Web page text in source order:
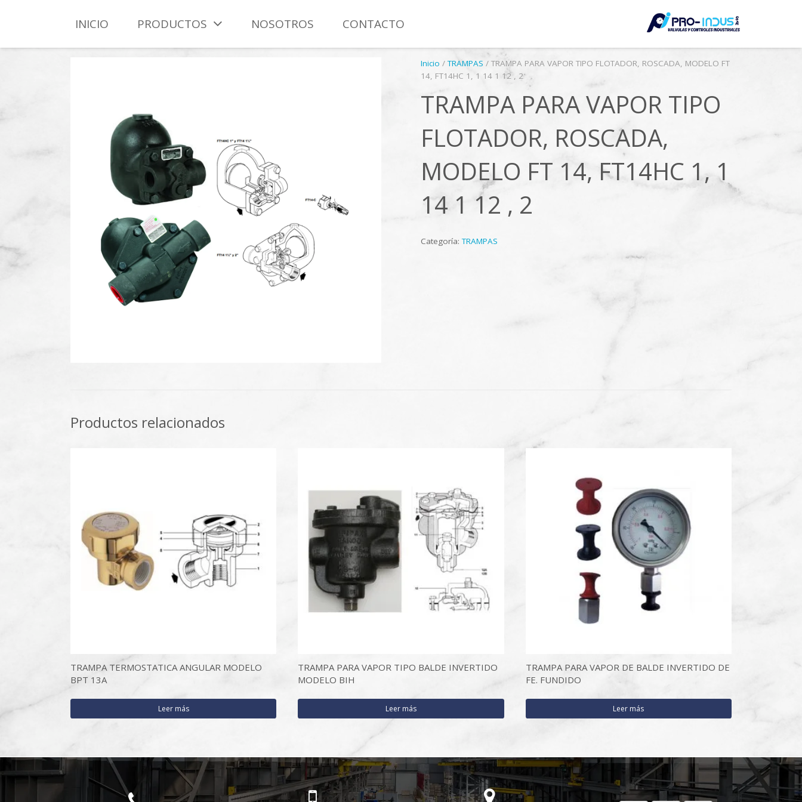
INICIO PRODUCTOS NOSOTROS CONTACTO
Inicio /TRAMPAS / TRAMPA PARA VAPOR TIPO FLOTADOR, ROSCADA, MODELO FT
14, FT14HC 1, 1 14 1 12 , 2
TRAMPA PARA VAPOR TIPO
FLOTADOR, ROSCADA,
MODELO FT 14, FT14HC 1, 1
14 1 12 , 2
Categoría:TRAMPAS
Productos relacionados
TRAMPA TERMOSTATICA ANGULAR MODELO
BPT 13A
Leer más
TRAMPA PARA VAPOR TIPO BALDE INVERTIDO
MODELO BIH
Leer más
TRAMPA PARA VAPOR DE BALDE INVERTIDO DE
FE. FUNDIDO
Leer más